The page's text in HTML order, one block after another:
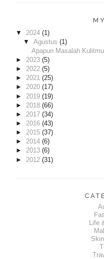
▼ 2024(1)
▼Agustus(1)
Apapun Masalah
►2023(5)
►2022(5)
►2021(25)
►2020(17)
► 2019(19)
► 2018(66)
►2017(34)
►2016(43)
►2015(37)
►2014(6)
►2013(6)
► 2012(31)
Life